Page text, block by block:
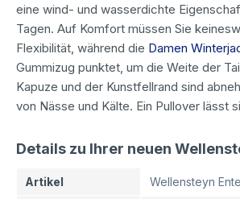
eine wind- und wasserdichte
Tagen. Auf Komfort müssen Sie
Flexibilität, während die Damen
Gummizug punktet, um die Weite der
Kapuze und der Kunstfellrand sind
von Nässe und Kälte. Ein Pullover lässt
Details zu Ihrer neuen
Artikel
Wellensteyn